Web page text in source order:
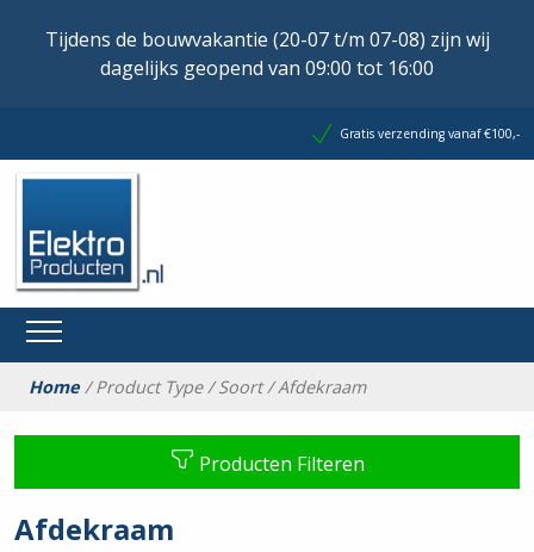
Tijdens de bouwvakantie (20-07 t/m 07-08) zijn wij
dagelijks geopend van 09:00 tot 16:00
Gratis verzending vanaf €100,-
Home/ Product Type / Soort / Afdekraam
Producten Filteren
Afdekraam